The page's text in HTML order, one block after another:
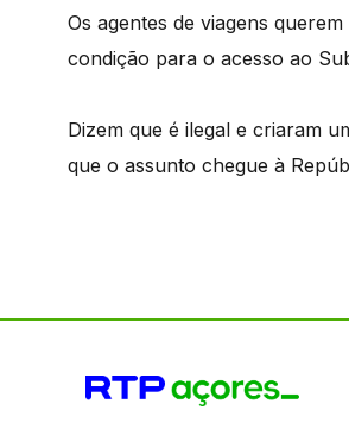
Os agentes de viagens
condição para o acesso ao
Dizem que é ilegal e criaram
que o assunto chegue à